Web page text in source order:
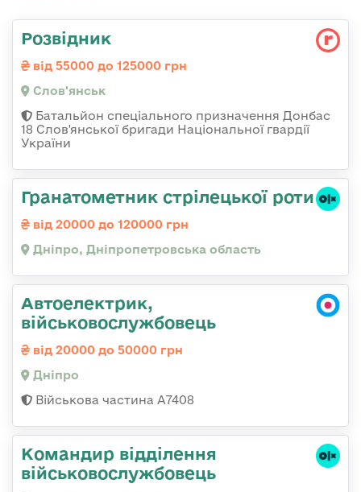
Розвідник
від 55000 до 125000 грн
Слов'янськ
Батальйон спеціального призначення Донбас
18 Слов'янської бригади Національної гвардії
України
Гранатометник стрілецької роти
від 20000 до 120000 грн
Дніпро, Дніпропетровська область
Автоелектрик,
військовослужбовець
від 20000 до 50000 грн
Дніпро
Військова частина А7408
Командир відділення
військовослужбовець